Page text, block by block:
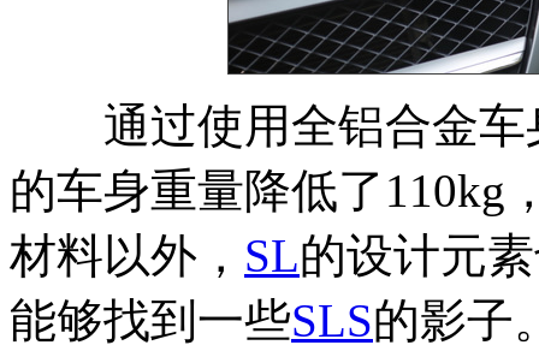
通过使用全铝合金车
的车身重量降低了110kg
材料以外， SL的设计元
能够找到一些SLS的影子